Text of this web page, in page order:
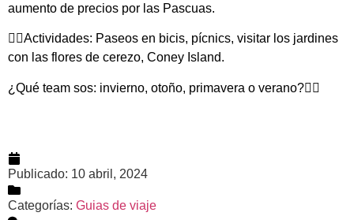
aumento de precios por las Pascuas.
👉🏽Actividades: Paseos en bicis, pícnics, visitar los jardines
con las flores de cerezo, Coney Island.
¿Qué team sos: invierno, otoño, primavera o verano?👇🏽
Publicado: 10 abril, 2024
Categorías: Guias de viaje